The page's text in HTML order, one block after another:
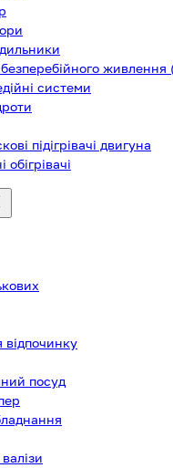
системи
підігрівачі двигуна
обігрівачі
відпочинку
посуд